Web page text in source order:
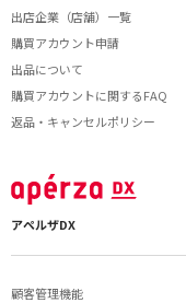
出店企業（店舗）一覧
購買アカウント申請
出品について
購買アカウントに関するFAQ
返品・キャンセルポリシー
アペルザDX
顧客管理機能